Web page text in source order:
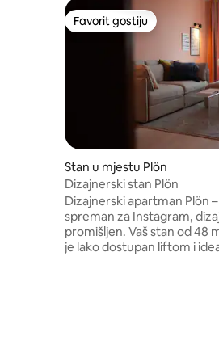
Favorit gostiju
Favorit gostiju
Stan u mjestu Plön
Dizajnerski stan Plön
Dizajnerski apartman Plön
spreman za Instagram,
promišljen. Vaš stan od 48 m² na 7. spratu
je lako dostupan liftom i